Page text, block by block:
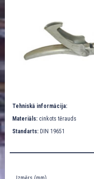
Tehniskā informācija:
Materiāls: cinkots tērauds
Standarts: DIN 19651